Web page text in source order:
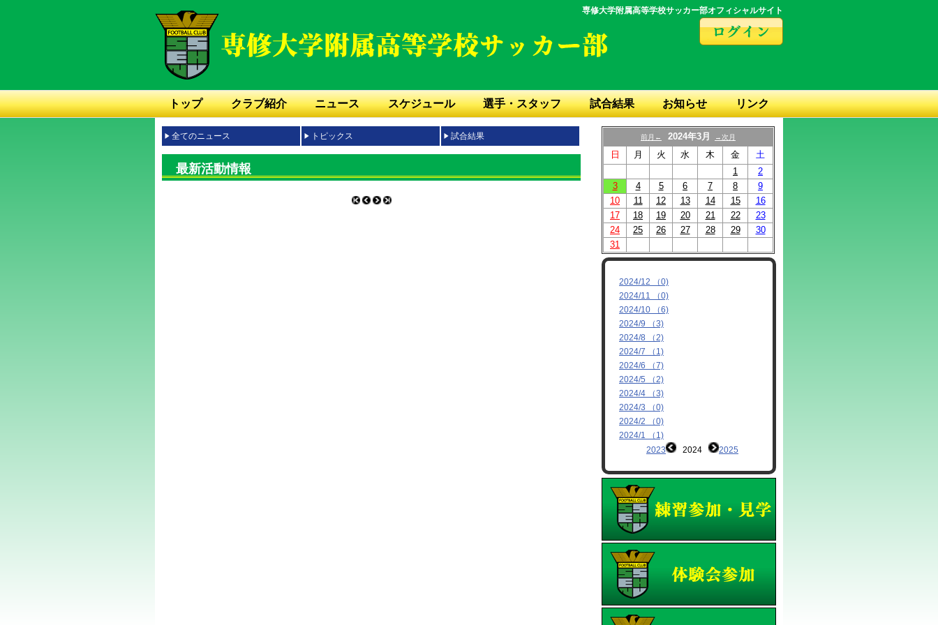
専修大学附属高等学校サッカー部オフィシャルサイト
トップ クラブ紹介 ニュース スケジュール 選手・スタッフ 試合結果 お知らせ リンク
全てのニュース トピックス 試合結果
最新活動情報
前月← 2024年3月 →次月
日 月 火 水 木 金
土
1
2
3
4 5 6 7 8
9
10
11 12 13 14 15
16
17
18 19 20 21 22
23
24
25 26 27 28 29
30
31
2024/12 （0)
2024/11 （0)
2024/10 （6)
2024/9 （3)
2024/8 （2)
2024/7 （1)
2024/6 （7)
2024/5 （2)
2024/4 （3)
2024/3 （0)
2024/2 （0)
2024/1 （1)
2023
2024 2025